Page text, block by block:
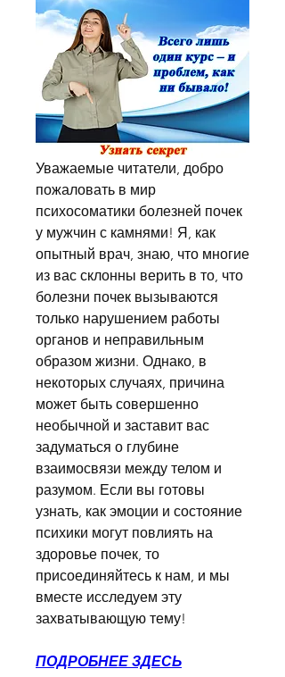
Уважаемые читатели, добро
пожаловать в мир
психосоматики болезней почек
у мужчин с камнями! Я, как
опытный врач, знаю, что многие
из вас склонны верить в то, что
болезни почек вызываются
только нарушением работы
органов и неправильным
образом жизни. Однако, в
некоторых случаях, причина
может быть совершенно
необычной и заставит вас
задуматься о глубине
взаимосвязи между телом и
разумом. Если вы готовы
узнать, как эмоции и состояние
психики могут повлиять на
здоровье почек, то
присоединяйтесь к нам, и мы
вместе исследуем эту
захватывающую тему!
ПОДРОБНЕЕ ЗДЕСЬ